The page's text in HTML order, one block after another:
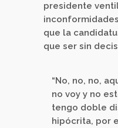
presidente
que la
que ser sin
“No, no, no,
no voy y no
tengo doble
hipócrita, por